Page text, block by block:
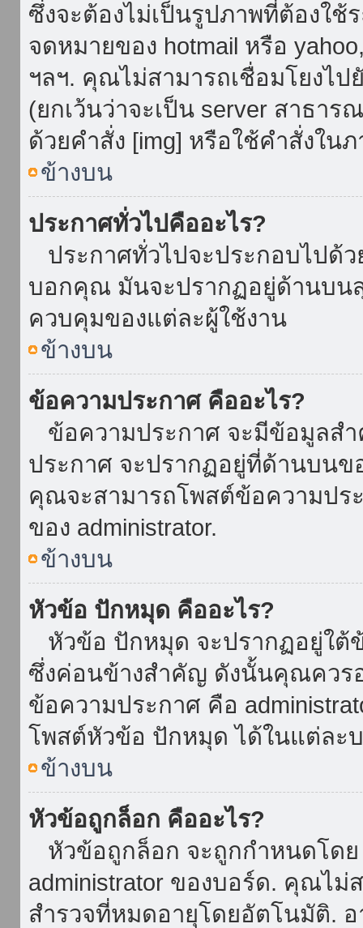
ซึ่งจะต้องไม่เป็นรูปภาพที่ต้องใ
จดหมายของ hotmail หรือ
ฯลฯ. คุณไม่สามารถเชื่อมโยงไ
(ยกเว้นว่าจะเป็น server สาธาร
ด้วยคำสั่ง [img] หรือใช้คำสั่งใ
ข้างบน
ประกาศทั่วไปคืออะไร?
ประกาศทั่วไปจะประกอบไปด้
บอกคุณ มันจะปรากฏอยู่ด้านบน
ควบคุมของแต่ละผู้ใช้งาน
ข้างบน
ข้อความประกาศ คืออะไร?
ข้อความประกาศ จะมีข้อมูลส
ประกาศ จะปรากฏอยู่ที่ด้านบนข
คุณจะสามารถโพสต์ข้อความป
ของ administrator.
ข้างบน
หัวข้อ ปักหมุด คืออะไร?
หัวข้อ ปักหมุด จะปรากฏอยู่ใต้
ซึ่งค่อนข้างสำคัญ ดังนั้นคุณควร
ข้อความประกาศ คือ
โพสต์หัวข้อ ปักหมุด ได้ในแต่ละ
ข้างบน
หัวข้อถูกล็อก คืออะไร?
หัวข้อถูกล็อก จะถูกกำหนดโดย
administrator ของบอร์ด. คุณไ
สำรวจที่หมดอายุโดยอัตโนมัติ.